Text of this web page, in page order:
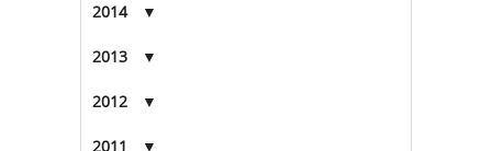
2014
2013
2012
2011